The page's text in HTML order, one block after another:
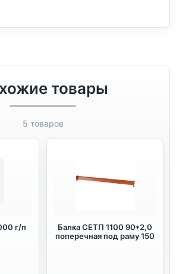
товары
5 товаров
г/п
Балка СЕТП 1100 90*2,0
поперечная под раму 150